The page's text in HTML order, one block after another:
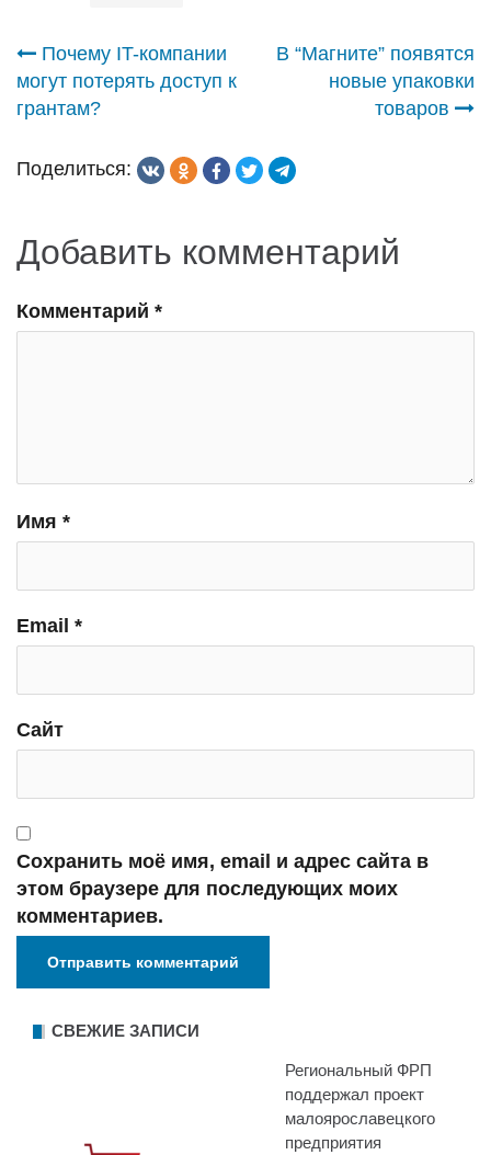
Навигация
по
записям
Почему IT-компании
могут потерять доступ к
грантам?
В “Магните” появятся
новые упаковки
товаров
Поделиться:
Добавить комментарий
Комментарий *
Имя *
Email *
Сайт
Сохранить моё имя, email и адрес сайта в
этом браузере для последующих моих
комментариев.
СВЕЖИЕ ЗАПИСИ
Региональный ФРП
поддержал проект
малоярославецкого
предприятия